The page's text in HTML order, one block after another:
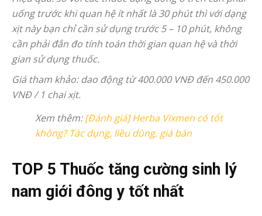
uống trước khi quan hệ ít nhất là 30 phút thì với dạng
xịt này bạn chỉ cần sử dụng trước 5 – 10 phút, không
cần phải đắn đo tính toán thời gian quan hệ và thời
gian sử dụng thuốc.
Giá tham khảo: dao động từ 400.000 VNĐ đến 450.000
VNĐ / 1 chai xịt.
Xem thêm:[Đánh giá] Herba Vixmen có tốt
không? Tác dụng, liều dùng, giá bán
TOP 5 Thuốc tăng cường sinh lý
nam giới đông y tốt nhất